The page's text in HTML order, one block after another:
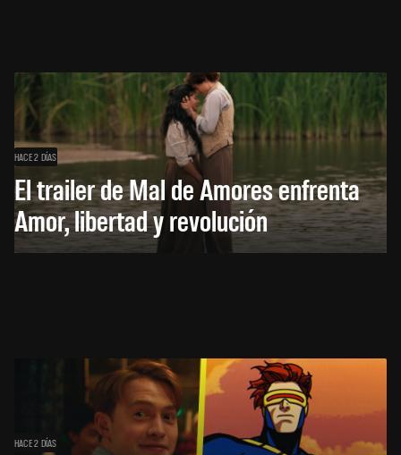
HACE 2 DÍAS
El trailer de Mal de Amores enfrenta
Amor, libertad y revolución
HACE 2 DÍAS